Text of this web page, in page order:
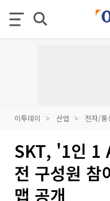
이투데이 산업 전자/
SKT, '1인 1
전 구성원 참
맵 공개